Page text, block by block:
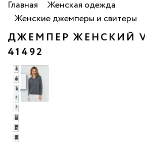
Главная
Женская одежда
Женские джемперы и свитеры
ДЖЕМПЕР ЖЕНСКИЙ
41492